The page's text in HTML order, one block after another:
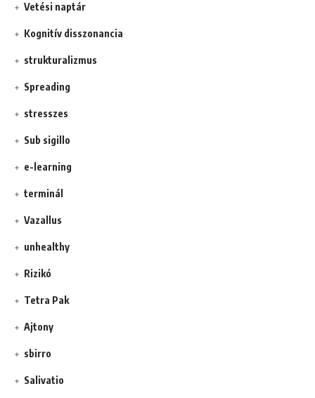
Vetési naptár
Kognitív disszonancia
strukturalizmus
Spreading
stresszes
Sub sigillo
e-learning
terminál
Vazallus
unhealthy
Rizikó
Tetra Pak
Ajtony
sbirro
Salivatio